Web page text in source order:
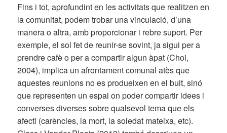
Fins i tot, aprofundint en les activitats que realitzen en
la comunitat, podem trobar una vinculació, d’una
manera o altra, amb proporcionar i rebre suport. Per
exemple, el sol fet de reunir-se sovint, ja sigui per a
prendre cafè o per a compartir algun àpat (Choi,
2004), implica un afrontament comunal atès que
aquestes reunions no es produeixen en el buit, sinó
que representen un espai on poder compartir idees i
converses diverses sobre qualsevol tema que els
afecti (carències, la mort, la soledat mateixa, etc).